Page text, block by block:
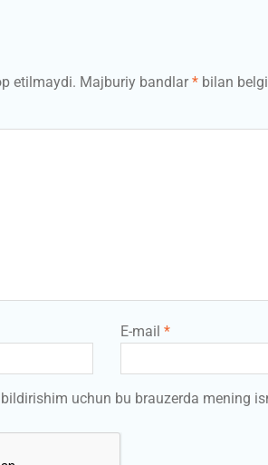
etilmaydi. Majburiy bandlar* bilan
E-mail *
uchun bu brauzerda mening